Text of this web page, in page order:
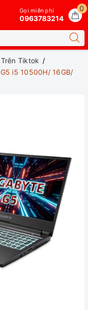
0
Gọi miễn phí
0963783214
Tiktok
i5 10500H/ 16GB/